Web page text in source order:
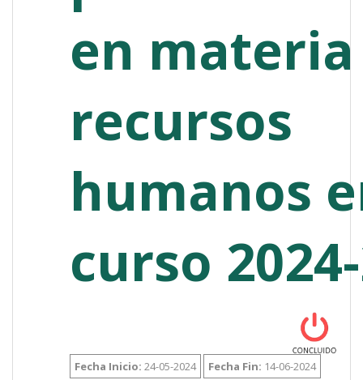
en
recursos
humanos
curso
Fecha Inicio: 24-05-2024 Fecha Fin: 14-06-2024